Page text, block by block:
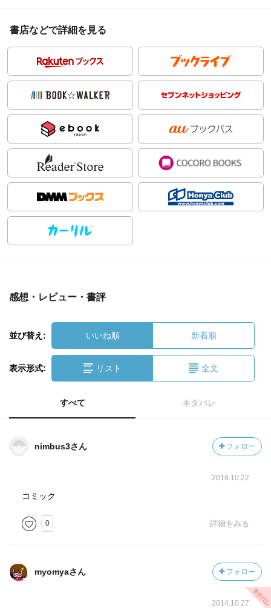
書店などで詳細を見る
感想・レビュー・書評
並び替え: いいね順 新着順
表示形式: リスト 全文
すべて ネタバレ
nimbus3さん フォロー
2018.10.22
コミック
0 詳細をみる
myomyaさん フォロー
2014.10.27